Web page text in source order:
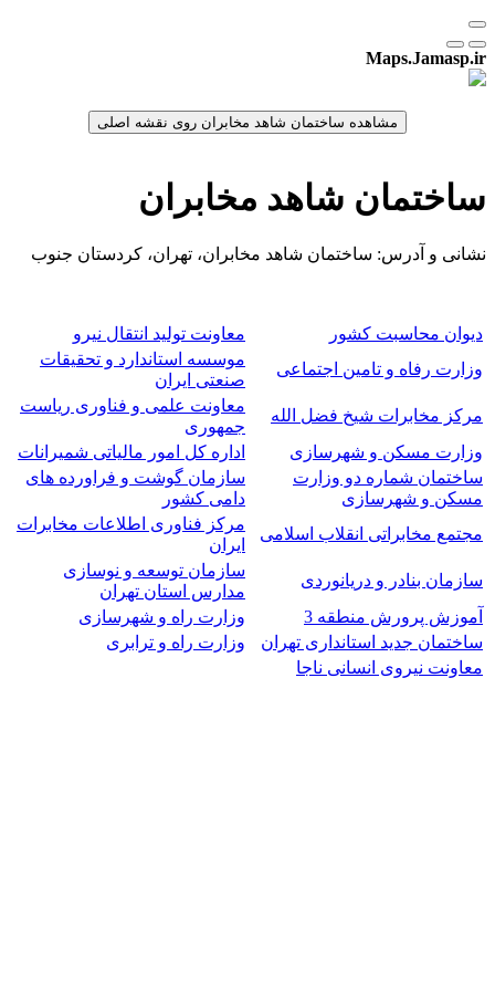
Maps.Jamasp.ir
ساختمان شاهد مخابران
نشانی و آدرس: ساختمان شاهد مخابران، تهران، کردستان جنوب
دیوان محاسبت کشور
معاونت تولید انتقال نیرو
وزارت رفاه و تامین اجتماعی
موسسه استاندارد و تحقیقات
صنعتی ایران
مرکز مخابرات شیخ فضل الله
معاونت علمی و فناوری ریاست
جمهوری
وزارت مسکن و شهرسازی
اداره کل امور مالیاتی شمیرانات
ساختمان شماره دو وزارت
مسکن و شهرسازی
سازمان گوشت و فراورده های
دامی کشور
مجتمع مخابراتی انقلاب اسلامی
مرکز فناوری اطلاعات مخابرات
ایران
سازمان بنادر و دریانوردی
سازمان توسعه و نوسازی
مدارس استان تهران
آموزش پرورش منطقه 3
وزارت راه و شهرسازی
ساختمان جدید استانداری تهران
وزارت راه و ترابری
معاونت نیروی انسانی ناجا